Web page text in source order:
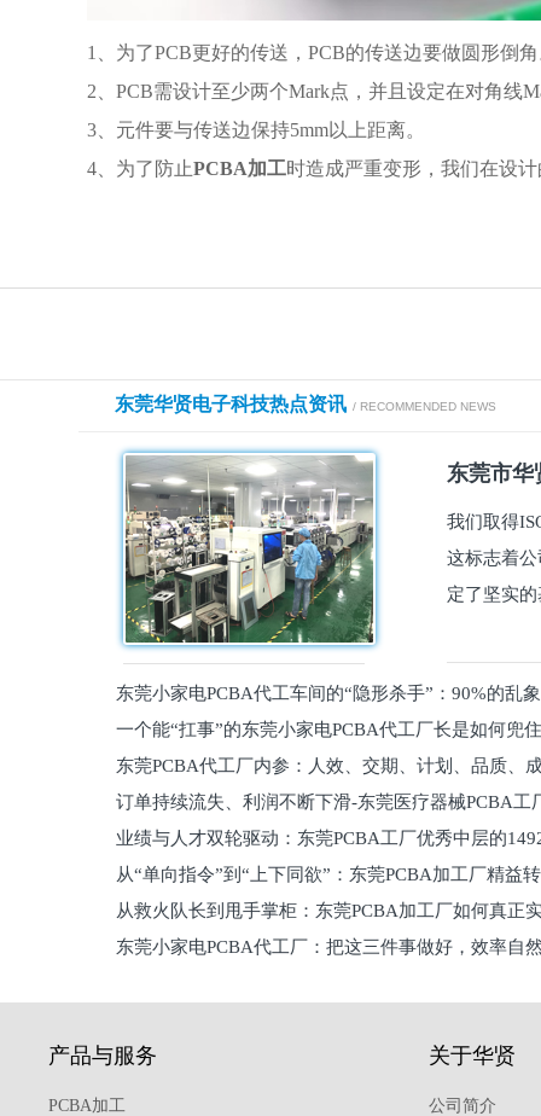
1、为了PCB更好的传送，PCB的传送边要做圆形倒
2、PCB需设计至少两个Mark点，并且设定在对角线
3、元件要与传送边保持5mm以上距离。
4、为了防止PCBA加工时造成严重变形，我们在设
东莞华贤电子科技热点资讯 / RECOMMENDED NEWS
东莞市华
我们取得
这标志着
定了坚实
东莞小家电PCBA代工车间的“隐形杀手”：90%的乱
员工一个能“扛事”的东莞小家电PCBA代工厂长是如何兜
东莞PCBA代工厂内参：人效、交期、计划、品质
维锁客法则
订单持续流失、利润不断下滑-东莞医疗器械PCBA工
理死穴必须堵住
业绩与人才双轮驱动：东莞PCBA工厂优秀中层的
从“单向指令”到“上下同欲”：东莞PCBA加工厂精益
关键从救火队长到甩手掌柜：东莞PCBA加工厂如何真正
东莞小家电PCBA代工厂：把这三件事做好，效率自
产品与服务
PCBA加工
关于华贤
公司简介